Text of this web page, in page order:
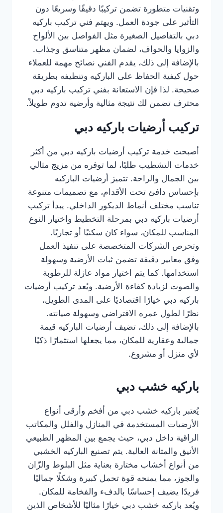
وتقنيات متطورة تضمن تركيبًا دقيقًا وسريعًا دون
التأثير على جودة العمل. ويهتم فني تركيب باركيه
دبي بالتفاصيل الصغيرة مثل الفواصل بين الألواح
والزوايا والحواف، لضمان مظهر متناسق وجذاب.
بالإضافة إلى ذلك، يقدم الفني نصائح مهمة للعملاء
حول كيفية الحفاظ على الباركيه وتنظيفه بطريقة
صحيحة. لذا فإن الاستعانة بفني تركيب باركيه دبي
محترف تضمن لك نتيجة مثالية وأرضية تدوم طويلاً.
تركيب أرضيات باركيه دبي
أصبحت خدمة تركيب أرضيات باركيه دبي من أكثر
خدمات التشطيب طلبًا، لما توفره من مزيج مثالي
بين الجمال والراحة. تتميز أرضيات الباركيه
بإحساس دافئ تحت الأقدام، مع تصميمات متنوعة
تناسب مختلف أنماط الديكور الداخلي. يبدأ تركيب
أرضيات باركيه دبي بمرحلة التخطيط واختيار النوع
المناسب للمكان، سواء كان سكنيًا أو تجاريًا.
وتحرص الشركات المتخصصة على تنفيذ العمل
وفق معايير دقيقة تضمن ثبات الأرضية وسهولة
استخدامها. كما يتم اختيار مواد عازلة للرطوبة
والصوت لزيادة كفاءة الأرضية. ويُعد تركيب أرضيات
باركيه دبي خيارًا اقتصاديًا على المدى الطويل،
نظرًا لطول عمره الافتراضي وسهولة صيانته.
بالإضافة إلى ذلك، تضيف أرضيات الباركيه قيمة
جمالية وعقارية للمكان، مما يجعلها استثمارًا ذكيًا
لأي منزل أو مشروع.
باركيه خشب دبي
يُعتبر باركيه خشب دبي من أفخم وأرقى أنواع
الأرضيات المستخدمة في المنازل والفلل والمكاتب
الراقية داخل دبي، حيث يجمع بين المظهر الطبيعي
الأنيق والمتانة العالية. يتم تصنيع الباركيه الخشبي
من أنواع أخشاب مختارة بعناية مثل البلوط والزّان
والجوز، مما يمنحه قوة تحمل كبيرة وشكلًا جماليًا
فريدًا يضيف إحساسًا بالدفء والفخامة للمكان.
ويُعد باركيه خشب دبي خيارًا مثاليًا للأشخاص الذين